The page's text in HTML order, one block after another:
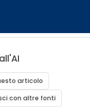
articolo
con altre fonti